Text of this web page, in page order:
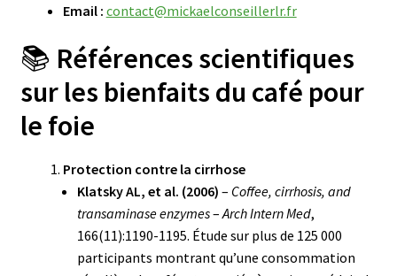
Email : contact@mickaelconseillerlr.fr
📚 Références scientifiques
sur les bienfaits du café pour
le foie
Protection contre la cirrhose
Klatsky AL, et al. (2006) – Coffee, cirrhosis, and
transaminase enzymes–Arch Intern Med,
166(11):1190-1195. Étude sur plus de 125 000
participants montrant qu’une consommation